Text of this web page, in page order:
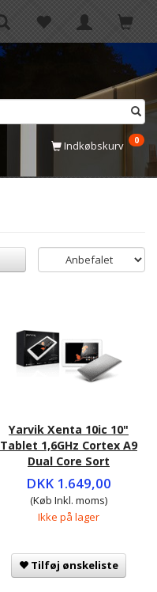
Indkøbskurv 0
Yarvik Xenta 10ic 10"
Tablet 1,6GHz Cortex A9
Dual Core Sort
DKK 1.649,00
(Køb Inkl. moms)
Ikke på lager
Tilføj ønskeliste